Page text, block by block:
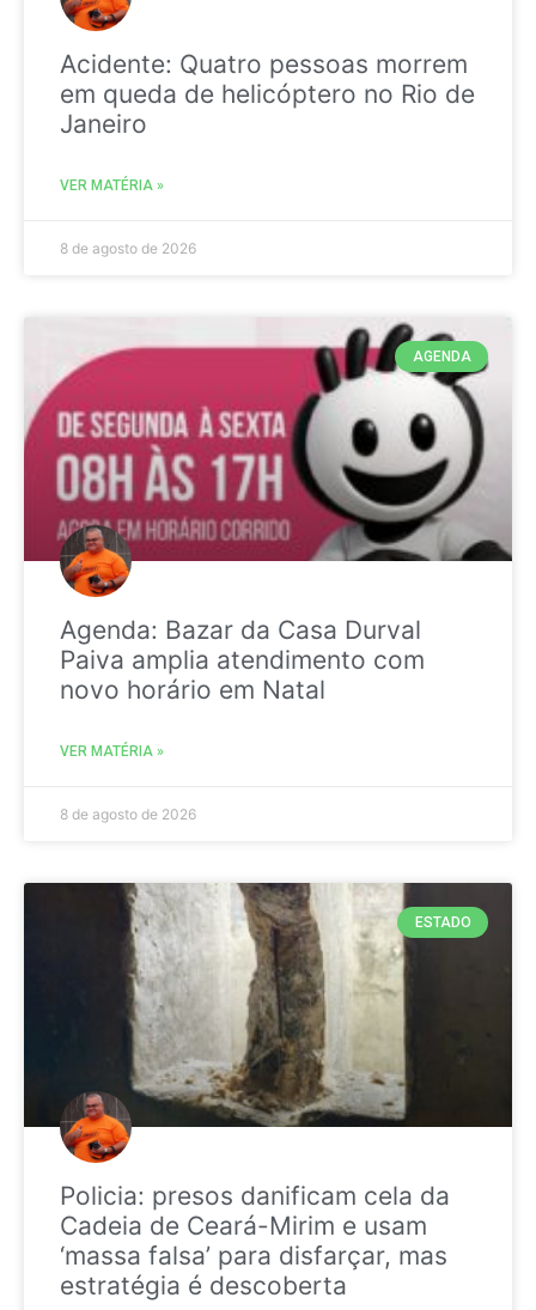
Acidente: Quatro pessoas morrem
em queda de helicóptero no Rio de
Janeiro
VER MATÉRIA »
8 de agosto de 2026
AGENDA
Agenda: Bazar da Casa Durval
Paiva amplia atendimento com
novo horário em Natal
VER MATÉRIA »
8 de agosto de 2026
ESTADO
Policia: presos danificam cela da
Cadeia de Ceará-Mirim e usam
‘massa falsa’ para disfarçar, mas
estratégia é descoberta